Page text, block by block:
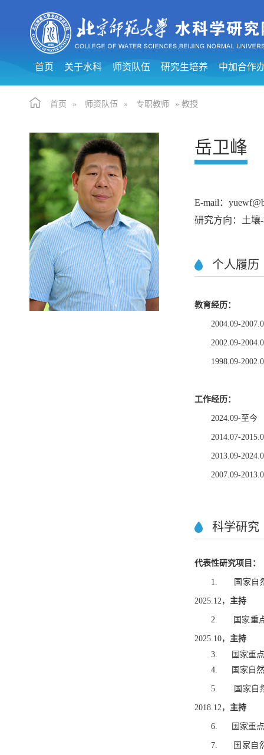
首页 关于水科 师资队伍 研究生培养 中加合作
首页 » 师资队伍 » 专职教师 » 教授
岳卫峰
E-mail：
研究方向： 土壤
个人履历
教育经历：
2004.09-
2002.09-
1998.09-
工作经历：
2024.09-至
2014.07-
2013.09-
2007.09-
科学研究
代表性研究项目：
1. 国家自
2025.12， 主持
2. 国家重
2025.10， 主持
3.
国家重
4.
国家自
5. 国家自
2018.12， 主持
6. 国家重
7. 国家自